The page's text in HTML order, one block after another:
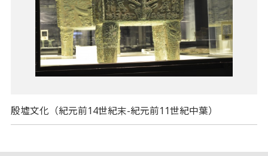
殷墟文化（紀元前14世紀末-紀元前11世紀中葉）